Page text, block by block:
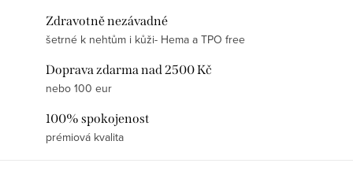
Zdravotně nezávadné
šetrné k nehtům i kůži- Hema a TPO free
Doprava zdarma nad 2500 Kč
nebo 100 eur
100% spokojenost
prémiová kvalita